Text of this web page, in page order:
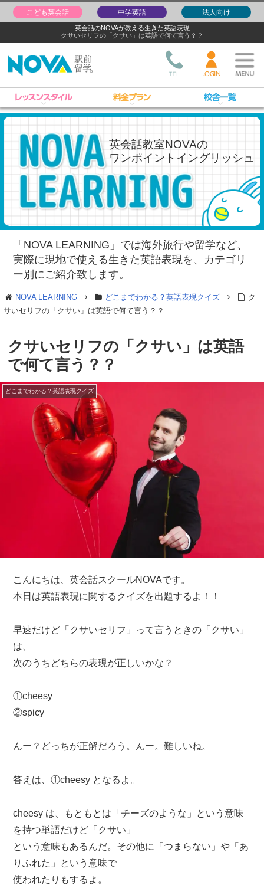
英会話のNOVAが教える生きた英語表現
クサいセリフの「クサい」は英語で何て言う？？
こども英会話 中学英語 法人向け
英会話教室NOVAの
ワンポイントイングリッシュ
「NOVA LEARNING」では海外旅行や留学など、
実際に現地で使える生きた英語表現を、 カテゴリ
ー別にご紹介致します。
NOVA LEARNING どこまでわかる？英語表現クイズ
ク
サいセリフの「クサい」は英語で何て言う？？
クサいセリフの「クサい」は英語
で何て言う？？
どこまでわかる？英語表現クイズ
こんにちは、英会話スクールNOVAです。
本日は英語表現に関するクイズを出題するよ！！
早速だけど「クサいセリフ」って言うときの「クサい」
は、
次のうちどちらの表現が正しいかな？
①cheesy
②spicy
んー？どっちが正解だろう。んー。難しいね。
答えは、①cheesy となるよ。
cheesy は、もともとは「チーズのような」という意味
を持つ単語だけど「クサい」
という意味もあるんだ。その他に「つまらない」や「あ
りふれた」という意味で
使われたりもするよ。